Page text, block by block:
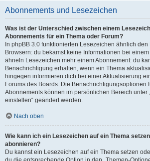
Abonnements und Lesezeichen
Was ist der Unterschied zwischen einem
Abonnements für ein Thema oder Forum?
In phpBB 3.0 funktionierten Lesezeichen ähnlich
Browsern: du bekamst keine Informationen bei
ähneln Lesezeichen mehr einem Abonnement: du
Benachrichtigung erhalten, wenn ein Thema
hingegen informieren dich bei einer Aktualisierung
Forums des Boards. Die Benachrichtigungsoptionen
Abonnements können im persönlichen Bereich unter
einstellen“ geändert werden.
Nach oben
Wie kann ich ein Lesezeichen auf ein Thema
abonnieren?
Du kannst ein Lesezeichen auf ein Thema setzen